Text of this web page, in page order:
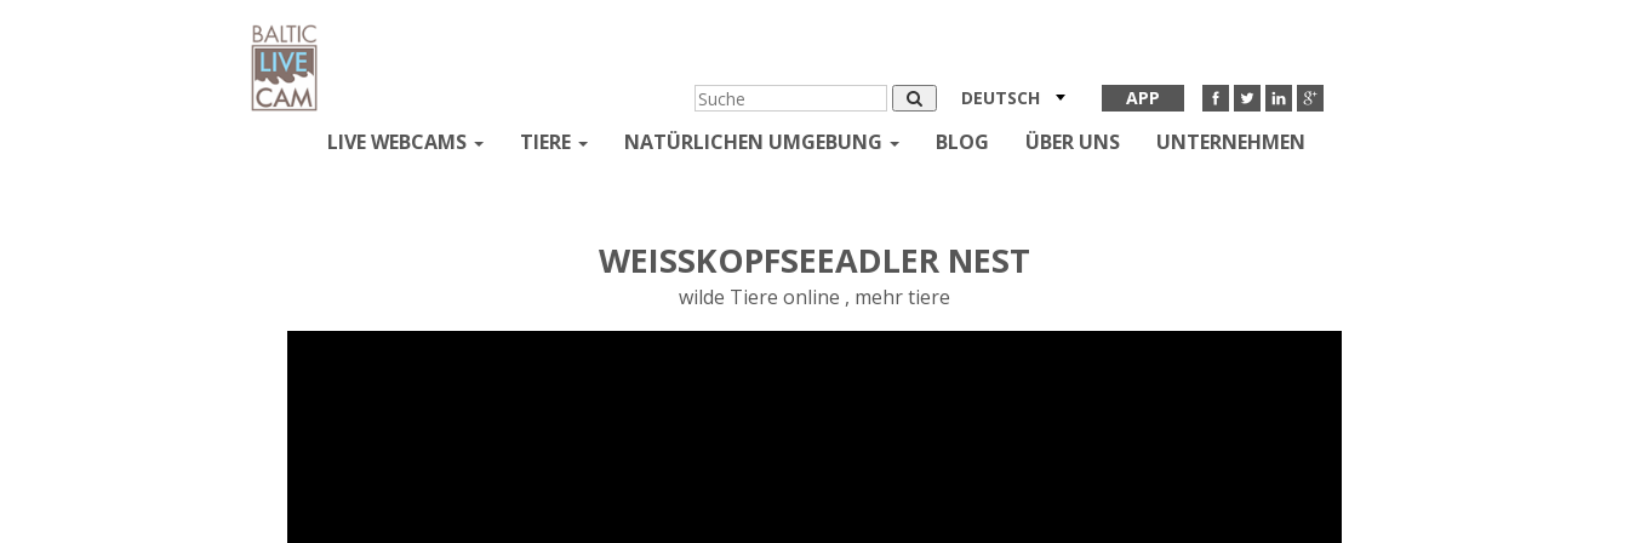
APP
DEUTSCH
LIVE WEBCAMS TIERE NATÜRLICHEN UMGEBUNG BLOG ÜBER UNS UNTERNEHMEN
WEISSKOPFSEEADLER NEST
wilde Tiere online , mehr tiere